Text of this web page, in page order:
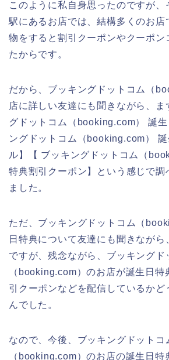
このように私自身思ったのですが、
駅にあるお店では、結構多くのお店
物をすると割引クーポンやクーポン
たからです。
だから、ブッキングドットコム（
店に詳しい友達にも聞きながら、ま
グドットコム（booking.com） 誕
ングドットコム（booking.com）
ル】【 ブッキングドットコム（
特典割引クーポン】という感じで調
ました。
ただ、ブッキングドットコム（
日特典について友達にも聞きながら
ですが、残念ながら、ブッキングド
（booking.com）のお店が誕生日特
引クーポンなどを配信しているかど
んでした。
なので、今後、ブッキングドットコ
（booking.com）のお店の誕生日特